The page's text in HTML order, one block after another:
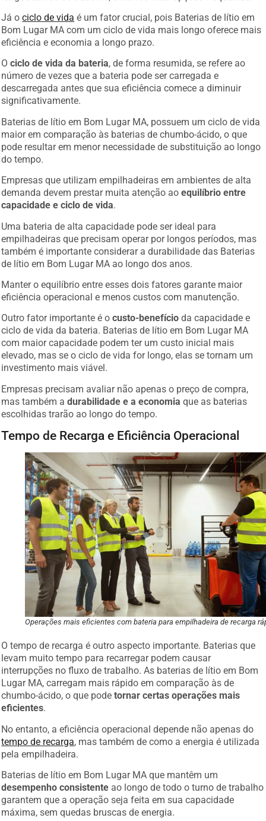
Já ociclo de vida é um fator crucial, pois Baterias de lítio em
Bom Lugar MA com um ciclo de vida mais longo oferece mais
eficiência e economia a longo prazo.
Ociclo de vida da bateria , de forma resumida, se refere ao
número de vezes que a bateria pode ser carregada e
descarregada antes que sua eficiência comece a diminuir
significativamente.
Baterias de lítio em Bom Lugar MA, possuem um ciclo de vida
maior em comparação às baterias de chumbo-ácido, o que
pode resultar em menor necessidade de substituição ao longo
do tempo.
Empresas que utilizam empilhadeiras em ambientes de alta
demanda devem prestar muita atenção aoequilíbrio entre
capacidade e ciclo de vida
Uma bateria de alta capacidade pode ser ideal para
empilhadeiras que precisam operar por longos períodos, mas
também é importante considerar a durabilidade das Baterias
de lítio em Bom Lugar MA ao longo dos anos.
Manter o equilíbrio entre esses dois fatores garante maior
eficiência operacional e menos custos com manutenção.
Outro fator importante é ocusto-benefício da capacidade e
ciclo de vida da bateria. Baterias de lítio em Bom Lugar MA
com maior capacidade podem ter um custo inicial mais
elevado, mas se o ciclo de vida for longo, elas se tornam um
investimento mais viável.
Empresas precisam avaliar não apenas o preço de compra,
mas também adurabilidade e a economia que as baterias
escolhidas trarão ao longo do tempo.
Tempo de Recarga e Eficiência Operacional
Operações mais eficientes com bateria para empilhadeira de recarga
O tempo de recarga é outro aspecto importante. Baterias que
levam muito tempo para recarregar podem causar
interrupções no fluxo de trabalho. As baterias de lítio em Bom
Lugar MA, carregam mais rápido em comparação às de
chumbo-ácido, o que podetornar certas operações mais
eficientes
No entanto, a eficiência operacional depende não apenas do
tempo de recarga , mas também de como a energia é utilizada
pela empilhadeira.
Baterias de lítio em Bom Lugar MA que mantêm um
desempenho consistente ao longo de todo o turno de trabalho
garantem que a operação seja feita em sua capacidade
máxima, sem quedas bruscas de energia.